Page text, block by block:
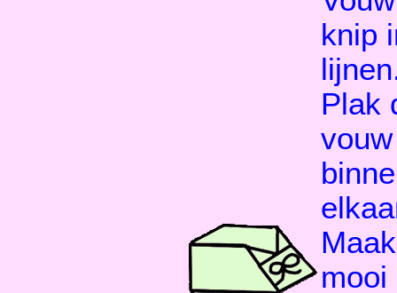
knip
Plak